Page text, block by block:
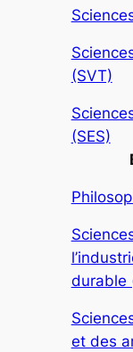
(SVT)
(SES)
durable
et des